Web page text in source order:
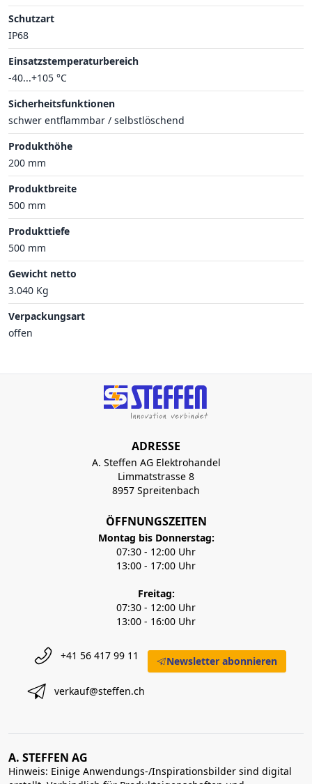
Schutzart
IP68
Einsatzstemperaturbereich
-40...+105 °C
Sicherheitsfunktionen
schwer entflammbar / selbstlöschend
Produkthöhe
200 mm
Produktbreite
500 mm
Produkttiefe
500 mm
Gewicht netto
3.040 Kg
Verpackungsart
offen
ADRESSE
A. Steffen AG Elektrohandel
Limmatstrasse 8
8957 Spreitenbach
ÖFFNUNGSZEITEN
Montag bis Donnerstag:
07:30 - 12:00 Uhr
13:00 - 17:00 Uhr
Freitag:
07:30 - 12:00 Uhr
13:00 - 16:00 Uhr
+41 56 417 99 11
verkauf@steffen.ch
Newsletter abonnieren
A. STEFFEN AG
Hinweis: Einige Anwendungs-/Inspirationsbilder sind digital